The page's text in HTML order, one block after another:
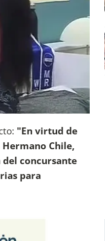
"En virtud de
Chile,
concursante
para